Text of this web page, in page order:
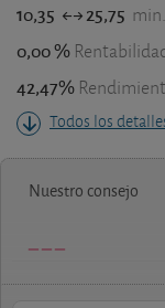
10,35 25,75 min.
0,00 %
42,47%
Todos los
Nuestro consejo